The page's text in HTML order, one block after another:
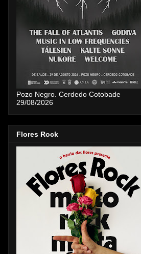
Pozo Negro. Cerdedo Cotobade
29/08/2026
Flores Rock